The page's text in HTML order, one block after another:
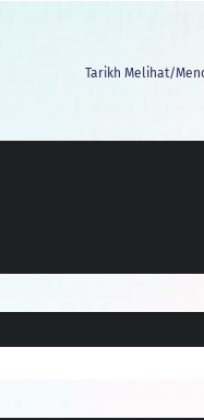
Tarikh Melihat/